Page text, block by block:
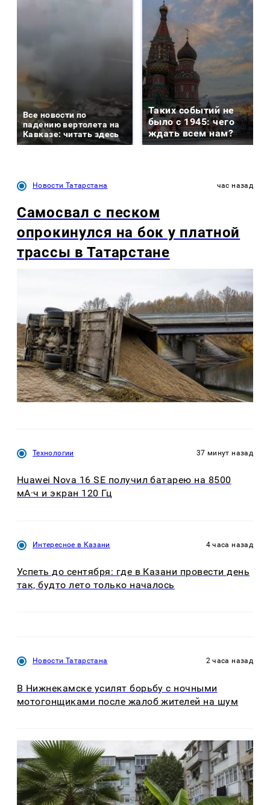
Все новости по
падению вертолета на
Кавказе: читать здесь
Таких событий не
было с 1945: чего
ждать всем нам?
Новости Татарстана час назад
Самосвал с песком
опрокинулся на бок у платной
трассы в Татарстане
Технологии 37 минут назад
Huawei Nova 16 SE получил батарею на 8500
мА·ч и экран 120 Гц
Интересное в Казани 4 часа назад
Успеть до сентября: где в Казани провести день
так, будто лето только началось
Новости Татарстана 2 часа назад
В Нижнекамске усилят борьбу с ночными
мотогонщиками после жалоб жителей на шум